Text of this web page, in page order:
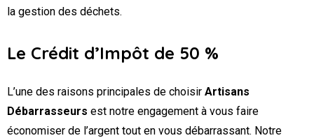
la gestion des déchets.
Le Crédit d’Impôt de 50 %
L’une des raisons principales de choisir Artisans
Débarrasseurs est notre engagement à vous faire
économiser de l’argent tout en vous débarrassant. Notre